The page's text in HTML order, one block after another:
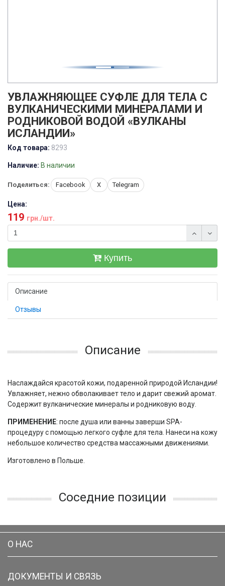
УВЛАЖНЯЮЩЕЕ СУФЛЕ ДЛЯ ТЕЛА С
ВУЛКАНИЧЕСКИМИ МИНЕРАЛАМИ И
РОДНИКОВОЙ ВОДОЙ «ВУЛКАНЫ
ИСЛАНДИИ»
Код товара: 8293
Наличие: В наличии
Поделиться: Facebook X Telegram
Цена:
119 грн./шт.
Купить
Описание
Отзывы
Описание
Наслаждайся красотой кожи, подаренной природой Исландии!
Увлажняет, нежно обволакивает тело и дарит свежий аромат.
Содержит вулканические минералы и родниковую воду.
ПРИМЕНЕНИЕ: после душа или ванны заверши SPA-
процедуру с помощью легкого суфле для тела. Нанеси на кожу
небольшое количество средства массажными движениями.
Изготовлено в Польше.
Соседние позиции
О НАС
ДОКУМЕНТЫ И СВЯЗЬ